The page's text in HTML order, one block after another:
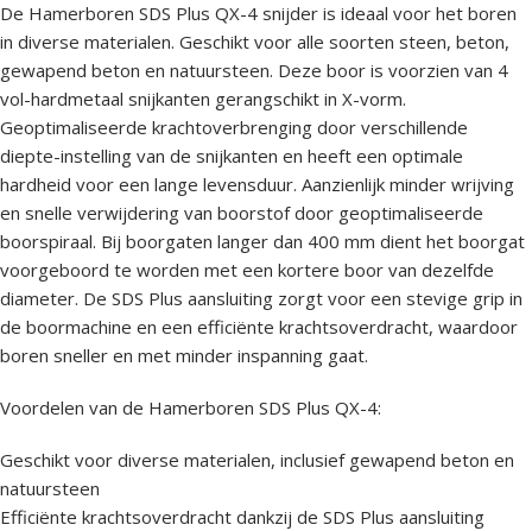
De Hamerboren SDS Plus QX-4 snijder is ideaal voor het boren
in diverse materialen. Geschikt voor alle soorten steen, beton,
gewapend beton en natuursteen. Deze boor is voorzien van 4
vol-hardmetaal snijkanten gerangschikt in X-vorm.
Geoptimaliseerde krachtoverbrenging door verschillende
diepte-instelling van de snijkanten en heeft een optimale
hardheid voor een lange levensduur. Aanzienlijk minder wrijving
en snelle verwijdering van boorstof door geoptimaliseerde
boorspiraal. Bij boorgaten langer dan 400 mm dient het boorgat
voorgeboord te worden met een kortere boor van dezelfde
diameter. De SDS Plus aansluiting zorgt voor een stevige grip in
de boormachine en een efficiënte krachtsoverdracht, waardoor
boren sneller en met minder inspanning gaat.
Voordelen van de Hamerboren SDS Plus QX-4:
Geschikt voor diverse materialen, inclusief gewapend beton en
natuursteen
Efficiënte krachtsoverdracht dankzij de SDS Plus aansluiting